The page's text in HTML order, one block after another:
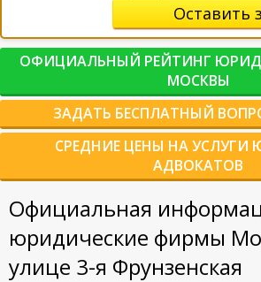
Оставить
ОФИЦИАЛЬНЫЙ РЕЙТИНГ
МОСКВЫ
ЗАДАТЬ БЕСПЛАТНЫЙ
СРЕДНИЕ ЦЕНЫ НА УСЛУГИ
АДВОКАТОВ
Официальная
юридические фирмы
улице 3-я Фрунзенская